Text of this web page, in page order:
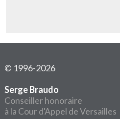
© 1996-2026
Serge Braudo
Conseiller honoraire
à la Cour d'Appel de Versailles